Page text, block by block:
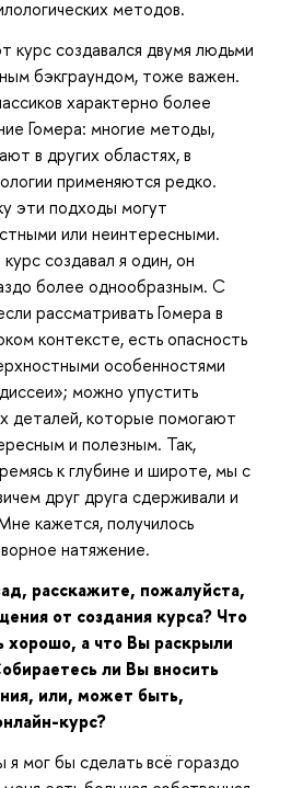
методов.
курс создавался двумя людьми
бэкграундом, тоже важен.
характерно более
Гомера: многие методы,
в других областях, в
применяются редко.
эти подходы могут
или неинтересными.
создавал я один, он
более однообразным. С
рассматривать Гомера в
контексте, есть опасность
особенностями
можно упустить
деталей, которые помогают
и полезным. Так,
к глубине и широте, мы с
друг друга сдерживали и
кажется, получилось
натяжение.
расскажите, пожалуйста,
от создания курса? Что
хорошо, а что Вы раскрыли
ли Вы вносить
или, может быть,
курс?
мог бы сделать всё гораздо